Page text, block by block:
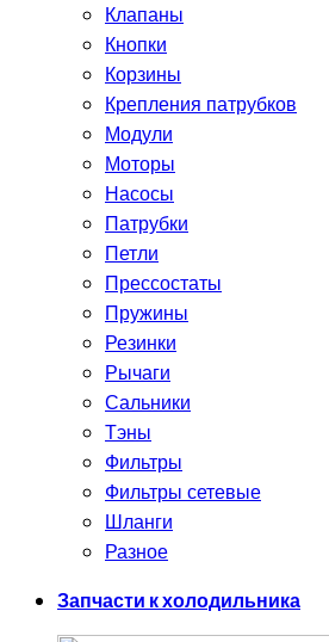
Клапаны
Кнопки
Корзины
Крепления патрубков
Модули
Моторы
Насосы
Патрубки
Петли
Прессостаты
Пружины
Резинки
Рычаги
Сальники
Тэны
Фильтры
Фильтры сетевые
Шланги
Разное
Запчасти к холодильника